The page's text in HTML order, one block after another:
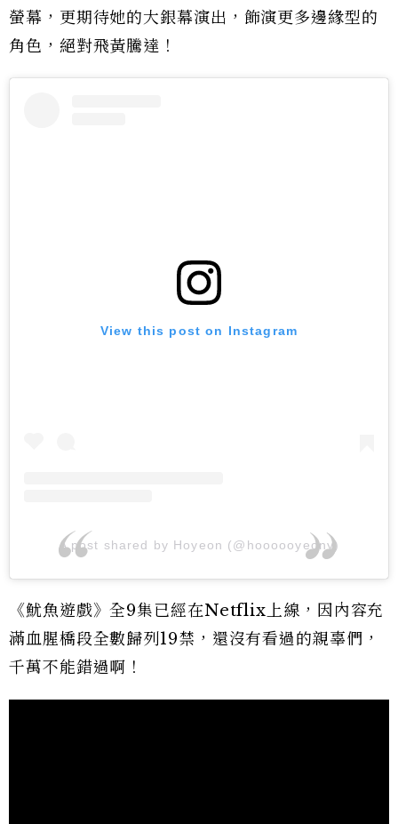
螢幕，更期待她的大銀幕演出，飾演更多邊緣型的
角色，絕對飛黃騰達！
View this post on Instagram
A post shared by Hoyeon (@hoooooyeony)
《魷魚遊戲》全9集已經在Netflix上線，因內容充
滿血腥橋段全數歸列19禁，還沒有看過的親辜們，
千萬不能錯過啊！